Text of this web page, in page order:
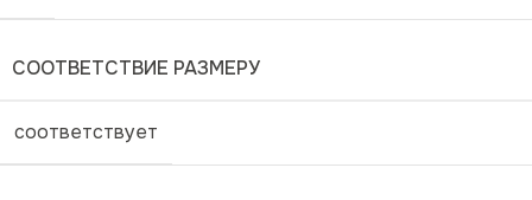
СООТВЕТСТВИЕ РАЗМЕРУ
соответствует